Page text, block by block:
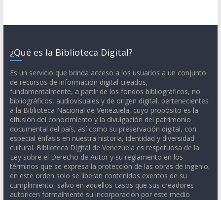
¿Qué es la Biblioteca Digital?
Es un servicio que brinda acceso a los usuarios a un conjunto
de recursos de información digital creados,
fundamentalmente, a partir de los fondos bibliográficos, no
bibliográficos, audiovisuales y de origen digital, pertenecientes
a la Biblioteca Nacional de Venezuela, cuyo propósito es la
difusión del conocimiento y la divulgación del patrimonio
documental del país, así como su preservación digital, con
especial énfasis en nuestra historia, identidad y diversidad
cultural. Biblioteca Digital de Venezuela es respetuosa de la
Ley sobre el Derecho de Autor y su reglamento en los
términos que se expresa la protección de las obras de ingenio,
en este orden solo se liberan contenidos exentos de su
cumplimiento, salvo en aquellos casos que sus creadores
autoricen formalmente su incorporación por este medio